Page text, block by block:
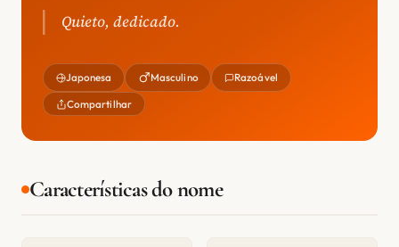
Quieto, dedicado.
Japonesa Masculino Razoável
Compartilhar
Características do nome